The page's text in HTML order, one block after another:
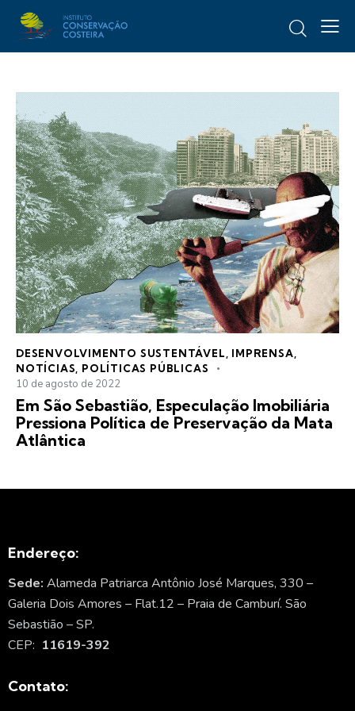
DESENVOLVIMENTO SUSTENTÁVEL, IMPRENSA,
NOTÍCIAS, POLÍTICAS PÚBLICAS
10 de agosto de 2022
Em São Sebastião, Especulação Imobiliária
Pressiona Política de Preservação da Mata
Atlântica
Endereço:
Sede: Alameda Patriarca Antônio José Marques, 330 –
Galeria Dois Amores – Flat.12 – Praia de Camburí. São
Sebastião – SP.
CEP: 11619-392
Contato: